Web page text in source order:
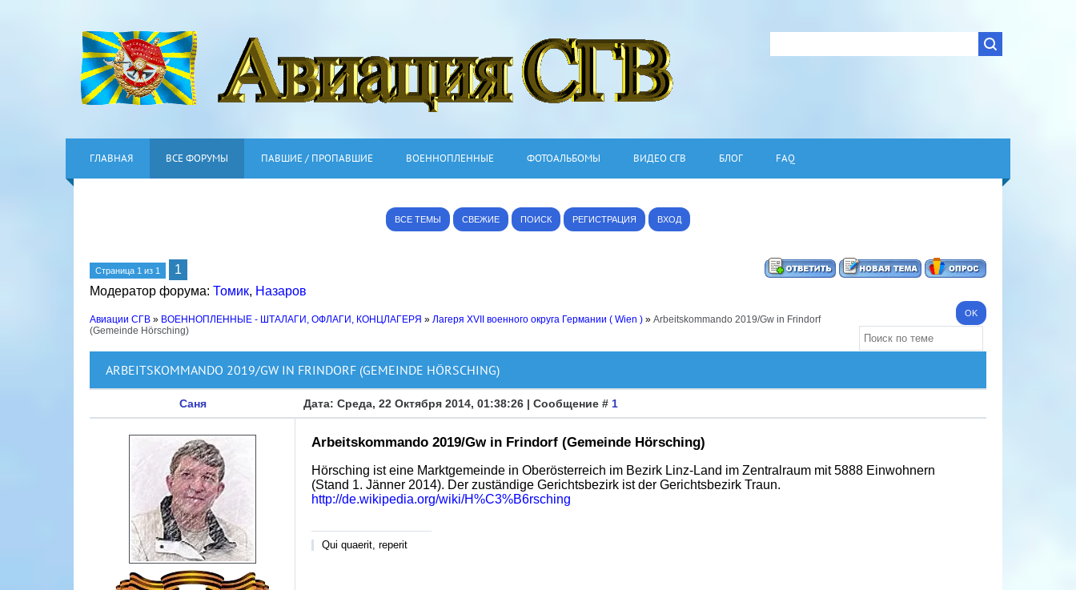
ГЛАВНАЯ ВСЕ ФОРУМЫ ПАВШИЕ / ПРОПАВШИЕ ВОЕННОПЛЕННЫЕ ФОТОАЛЬБОМЫ ВИДЕО СГВ БЛОГ FAQ
ВСЕ ТЕМЫ СВЕЖИЕ ПОИСК РЕГИСТРАЦИЯ ВХОД
Страница 1 из 1
1
Модератор форума: Томик, Назаров
Авиации СГВ » ВОЕННОПЛЕННЫЕ - ШТАЛАГИ, ОФЛАГИ, КОНЦЛАГЕРЯ » Лагеря XVII военного округа Германии ( Wien ) » Arbeitskommando 2019/Gw in Frindorf
(Gemeinde Hörsching)
ARBEITSKOMMANDO 2019/GW IN FRINDORF (GEMEINDE HÖRSCHING)
Саня Дата: Среда, 22 Октября 2014, 01:38:26 | Сообщение # 1
Arbeitskommando 2019/Gw in Frindorf (Gemeinde Hörsching)
Hörsching ist eine Marktgemeinde in Oberösterreich im Bezirk Linz-Land im Zentralraum mit 5888 Einwohnern
(Stand 1. Jänner 2014). Der zuständige Gerichtsbezirk ist der Gerichtsbezirk Traun.
http://de.wikipedia.org/wiki/H%C3%B6rsching
Qui quaerit, reperit